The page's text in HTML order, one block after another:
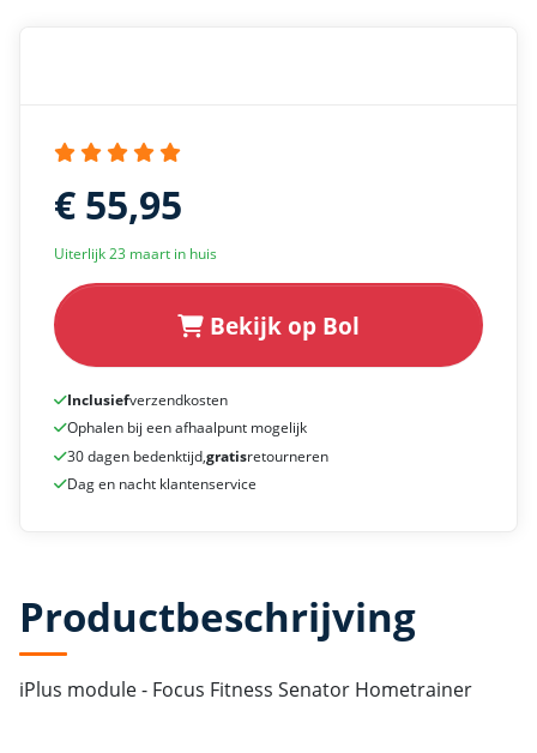
€ 55,95
Uiterlijk 23 maart in huis
Bekijk op Bol
Inclusiefverzendkosten
Ophalen bij een afhaalpunt mogelijk
30 dagen bedenktijd,gratisretourneren
Dag en nacht klantenservice
Productbeschrijving
iPlus module - Focus Fitness Senator Hometrainer